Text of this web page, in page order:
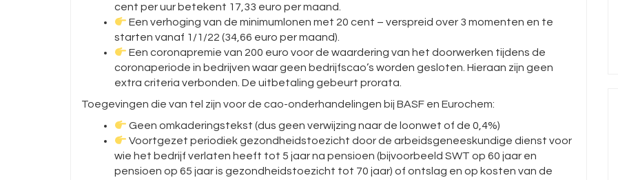
cent per uur betekent 17,33 euro per maand.
Een verhoging van de minimumlonen met 20 cent – verspreid over 3 momenten en te
starten vanaf 1/1/22 (34,66 euro per maand).
Een coronapremie van 200 euro voor de waardering van het doorwerken tijdens de
coronaperiode in bedrijven waar geen bedrijfscao’s worden gesloten. Hieraan zijn geen
extra criteria verbonden. De uitbetaling gebeurt prorata.
Toegevingen die van tel zijn voor de cao-onderhandelingen bij BASF en Eurochem:
Geen omkaderingstekst (dus geen verwijzing naar de loonwet of de 0,4%)
Voortgezet periodiek gezondheidstoezicht door de arbeidsgeneeskundige dienst voor
wie het bedrijf verlaten heeft tot 5 jaar na pensioen (bijvoorbeeld SWT op 60 jaar en
pensioen op 65 jaar is gezondheidstoezicht tot 70 jaar) of ontslag en op kosten van de